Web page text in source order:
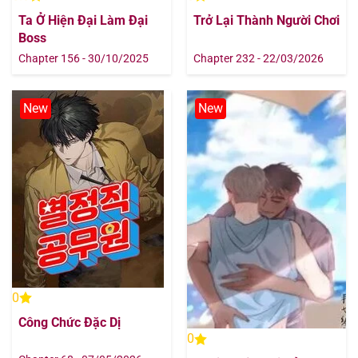
Ta Ở Hiện Đại Làm Đại
Boss
Chapter 156 - 30/10/2025
Trở Lại Thành Người Chơi
Chapter 232 - 22/03/2026
New
0
Công Chức Đặc Dị
New
0